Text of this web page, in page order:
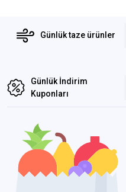
Günlük taze ürünler
Günlük İndirim
Kuponları